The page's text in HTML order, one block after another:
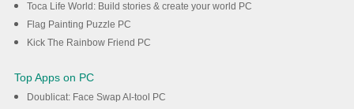
Toca Life World: Build stories & create your world PC
Flag Painting Puzzle PC
Kick The Rainbow Friend PC
Top Apps on PC
Doublicat: Face Swap AI-tool PC